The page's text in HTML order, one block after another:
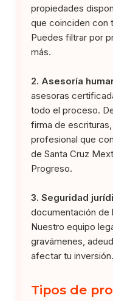
propiedades
que coinciden con
Puedes filtrar por
más.
2. Asesoría
asesoras
todo el proceso.
firma de
profesional que
de Santa Cruz
Progreso.
3. Seguridad
documentación de
Nuestro equipo
gravámenes,
afectar tu inversión.
Tipos de